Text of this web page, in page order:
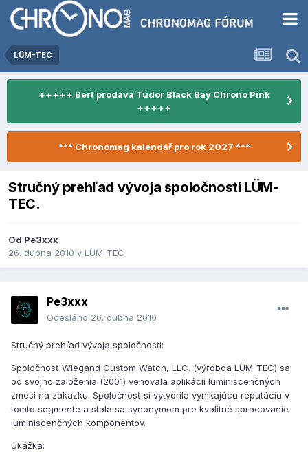
LÜM-TEC
+++++ Bert prodává Tudor Black Bay Chrono Pink
+++++
*** Chronomag kalendář pro rok 2027 ***
Stručný prehľad vývoja spoločnosti LÜM-
TEC.
Od Pe3xxx
26. dubna 2010 v LÜM-TEC
Pe3xxx
Odesláno 26. dubna 2010
Stručný prehľad vývoja spoločnosti:
Spoločnosť Wiegand Custom Watch, LLC. (výrobca LÜM-TEC) sa
od svojho založenia (2001) venovala aplikácii luminiscenčných
zmesí na zákazku. Spoločnosť si vytvorila vynikajúcu reputáciu v
tomto segmente a stala sa synonymom pre kvalitné spracovanie
luminiscenčných komponentov.
Ukážka: